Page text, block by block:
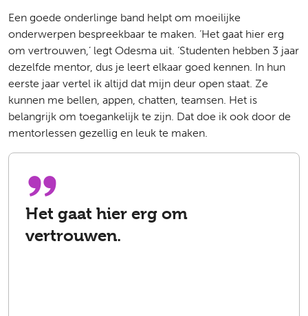
Een goede onderlinge band helpt om moeilijke
onderwerpen bespreekbaar te maken. ‘Het gaat hier erg
om vertrouwen,’ legt Odesma uit. ‘Studenten hebben 3 jaar
dezelfde mentor, dus je leert elkaar goed kennen. In hun
eerste jaar vertel ik altijd dat mijn deur open staat. Ze
kunnen me bellen, appen, chatten, teamsen. Het is
belangrijk om toegankelijk te zijn. Dat doe ik ook door de
mentorlessen gezellig en leuk te maken.
Het gaat hier erg om
vertrouwen.